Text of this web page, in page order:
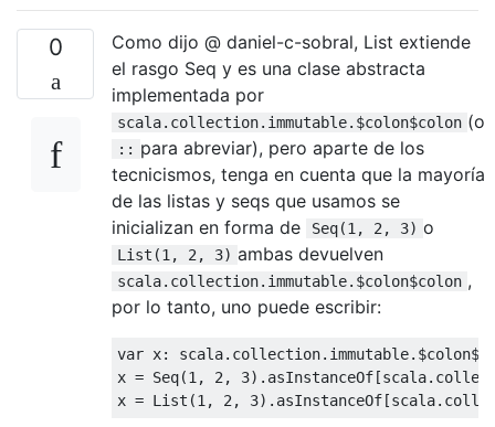
0
Como dijo @ daniel-c-sobral, List extiende
el rasgo Seq y es una clase abstracta
implementada por
scala.collection.immutable.$colon$colon (o
:: para abreviar), pero aparte de los
tecnicismos, tenga en cuenta que la mayoría
de las listas y seqs que usamos se
inicializan en forma de
Seq(1, 2, 3) o
List(1, 2, 3) ambas devuelven
scala.collection.immutable.$colon$colon ,
por lo tanto, uno puede escribir:
var x: scala. collection. immutable.
x = Seq(1 , 2 , 3). asInstanceOf [scala.
x = List (1 , 2 , 3). asInstanceOf [scala.